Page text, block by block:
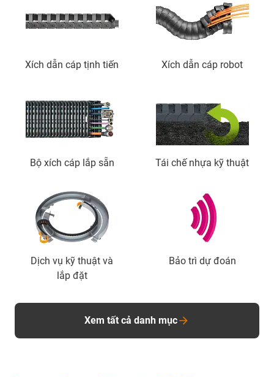
Xích dẫn cáp tịnh tiến Xích dẫn cáp robot
Bộ xích cáp lắp sẵn Tái chế nhựa kỹ thuật
Dịch vụ kỹ thuật và
lắp đặt
Bảo trì dự đoán
Xem tất cả danh mục